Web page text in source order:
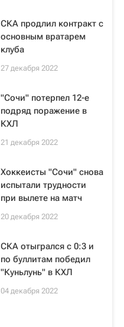
СКА продлил контракт с
основным вратарем
клуба
27 декабря 2022
"Сочи" потерпел 12-е
подряд поражение в
КХЛ
21 декабря 2022
Хоккеисты "Сочи" снова
испытали трудности
при вылете на матч
20 декабря 2022
СКА отыгрался с 0:3 и
по буллитам победил
"Куньлунь" в КХЛ
04 декабря 2022